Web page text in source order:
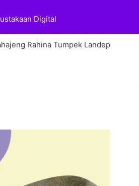
Digital
Rahina Tumpek Landep